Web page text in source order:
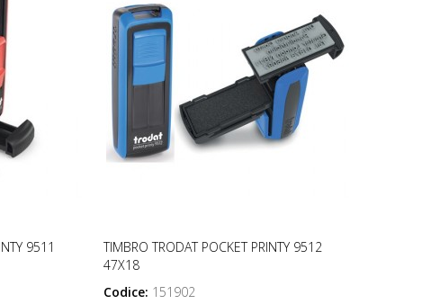
9511
TIMBRO TRODAT POCKET PRINTY 9512
47X18
Codice: 151902